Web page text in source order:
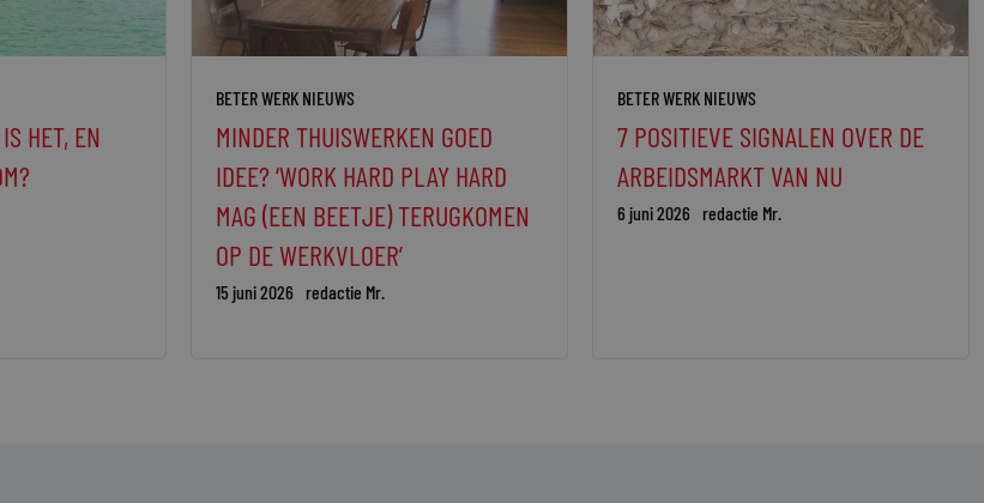
HET, EN
BETER WERK NIEUWS
MINDER THUISWERKEN GOED
IDEE? ‘WORK HARD PLAY HARD
MAG (EEN BEETJE) TERUGKOMEN
OP DE WERKVLOER’
15 juni 2026 redactie Mr.
BETER WERK NIEUWS
7 POSITIEVE SIGNALEN OVER DE
ARBEIDSMARKT VAN NU
6 juni 2026 redactie Mr.